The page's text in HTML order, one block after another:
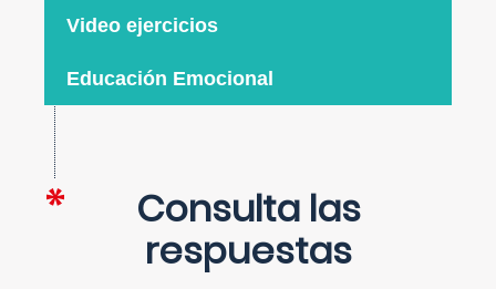
Video ejercicios
Educación Emocional
Consulta las
respuestas